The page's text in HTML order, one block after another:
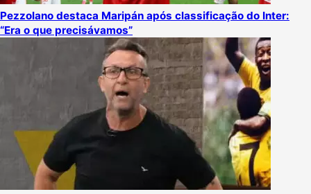
Pezzolano destaca Maripán após classificação do Inter:
“Era o que precisávamos”